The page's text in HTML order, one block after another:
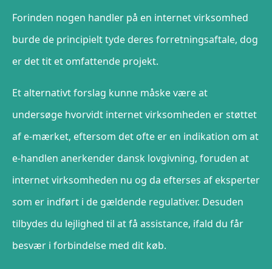
Forinden nogen handler på en internet virksomhed
burde de principielt tyde deres forretningsaftale, dog
er det tit et omfattende projekt.
Et alternativt forslag kunne måske være at
undersøge hvorvidt internet virksomheden er støttet
af e-mærket, eftersom det ofte er en indikation om at
e-handlen anerkender dansk lovgivning, foruden at
internet virksomheden nu og da efterses af eksperter
som er indført i de gældende regulativer. Desuden
tilbydes du lejlighed til at få assistance, ifald du får
besvær i forbindelse med dit køb.